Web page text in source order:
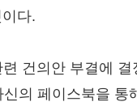
다.
건의안 부결에 결
의 페이스북을 통